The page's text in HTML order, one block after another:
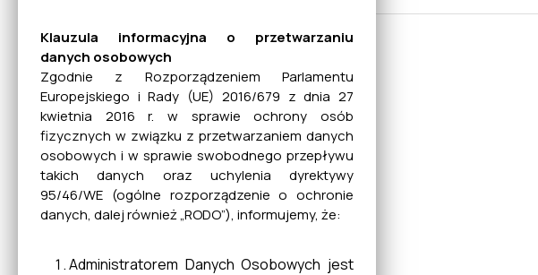
Gospodarka odpadami
Informacje dla osób
niesłyszących
Oferta Gospodarcza
Klauzula informacyjna o przetwarzaniu
danych osobowych
Zgodnie z Rozporządzeniem Parlamentu
Europejskiego i Rady (UE) 2016/679 z dnia 27
kwietnia 2016 r. w sprawie ochrony osób
fizycznych w związku z przetwarzaniem danych
osobowych i w sprawie swobodnego przepływu
takich danych oraz uchylenia dyrektywy
95/46/WE (ogólne rozporządzenie o ochronie
danych, dalej również „RODO”), informujemy, że:
Administratorem Danych Osobowych jest